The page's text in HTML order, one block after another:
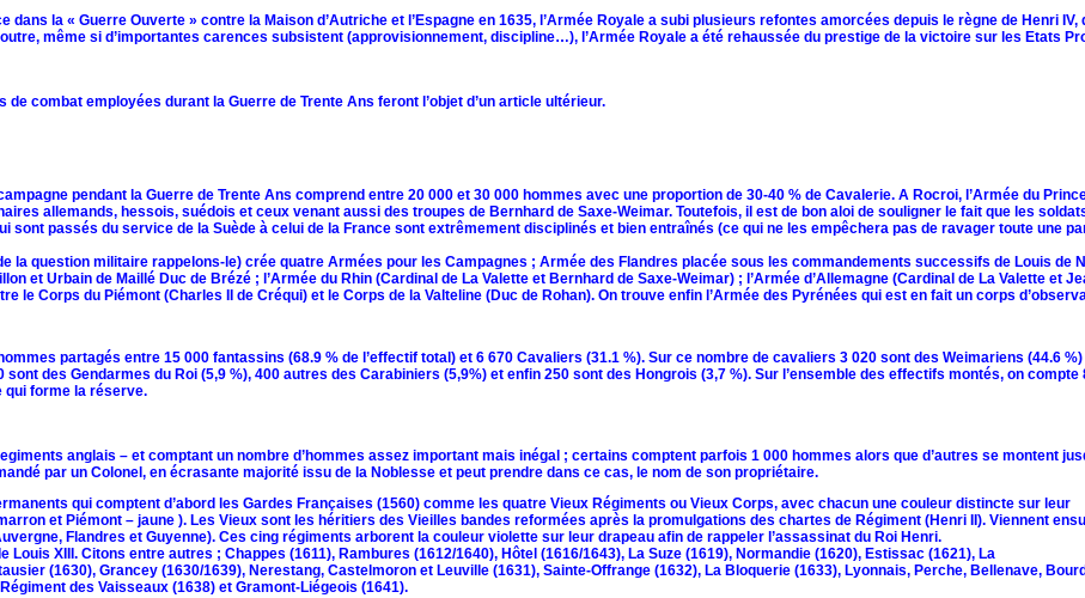
la « Guerre Ouverte » contre la Maison d’Autriche et l’Espagne en 1635, l’Armée Royale a subi plusieurs refontes amorcées depuis le règne de Henri IV,
même si d’importantes carences subsistent (approvisionnement, discipline…), l’Armée Royale a été rehaussée du prestige de la victoire sur les Etats
combat employées durant la Guerre de Trente Ans feront l’objet d’un article ultérieur.
pendant la Guerre de Trente Ans comprend entre 20 000 et 30 000 hommes avec une proportion de 30-40 % de Cavalerie. A Rocroi, l’Armée du
allemands, hessois, suédois et ceux venant aussi des troupes de Bernhard de Saxe-Weimar. Toutefois, il est de bon aloi de souligner le fait que les
passés du service de la Suède à celui de la France sont extrêmement disciplinés et bien entraînés (ce qui ne les empêchera pas de ravager toute une
la question militaire rappelons-le) crée quatre Armées pour les Campagnes ; Armée des Flandres placée sous les commandements successifs de Louis de
et Urbain de Maillé Duc de Brézé ; l’Armée du Rhin (Cardinal de La Valette et Bernhard de Saxe-Weimar) ; l’Armée d’Allemagne (Cardinal de La Valette et
le Corps du Piémont (Charles II de Créqui) et le Corps de la Valteline (Duc de Rohan). On trouve enfin l’Armée des Pyrénées qui est en fait un corps
partagés entre 15 000 fantassins (68.9 % de l’effectif total) et 6 670 Cavaliers (31.1 %). Sur ce nombre de cavaliers 3 020 sont des Weimariens (44.6
des Gendarmes du Roi (5,9 %), 400 autres des Carabiniers (5,9%) et enfin 250 sont des Hongrois (3,7 %). Sur l’ensemble des effectifs montés, on compte
qui forme la réserve.
anglais – et comptant un nombre d’hommes assez important mais inégal ; certains comptent parfois 1 000 hommes alors que d’autres se montent
par un Colonel, en écrasante majorité issu de la Noblesse et peut prendre dans ce cas, le nom de son propriétaire.
qui comptent d’abord les Gardes Françaises (1560) comme les quatre Vieux Régiments ou Vieux Corps, avec chacun une couleur distincte sur leur
et Piémont – jaune ). Les Vieux sont les héritiers des Vieilles bandes reformées après la promulgations des chartes de Régiment (Henri II). Viennent
Flandres et Guyenne). Ces cing régiments arborent la couleur violette sur leur drapeau afin de rappeler l’assassinat du Roi Henri.
XIII. Citons entre autres ; Chappes (1611), Rambures (1612/1640), Hôtel (1616/1643), La Suze (1619), Normandie (1620), Estissac (1621), La
(1630), Grancey (1630/1639), Nerestang, Castelmoron et Leuville (1631), Sainte-Offrange (1632), La Bloquerie (1633), Lyonnais, Perche, Bellenave,
des Vaisseaux (1638) et Gramont-Liégeois (1641).